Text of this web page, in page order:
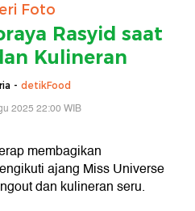
Foto
Rasyid saat
Kulineran
- detikFood
2025 22:00 WIB
membagikan
ajang Miss Universe
dan kulineran seru.